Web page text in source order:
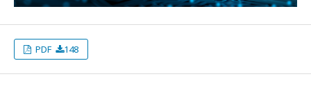
PDF 148